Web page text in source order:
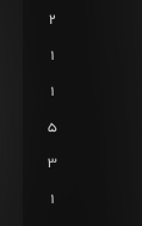
2
1
1
5
3
1